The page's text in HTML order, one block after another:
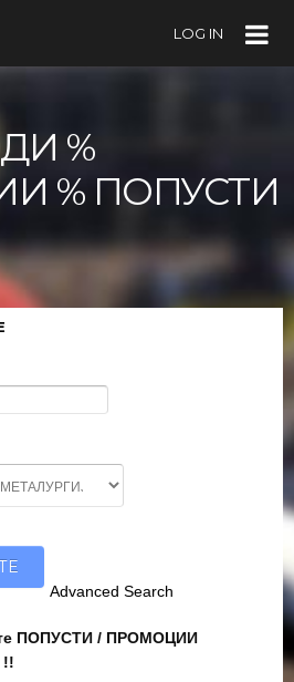
LOG IN
%
% ПОПУСТИ
Advanced Search
ПОПУСТИ / ПРОМОЦИИ
!!